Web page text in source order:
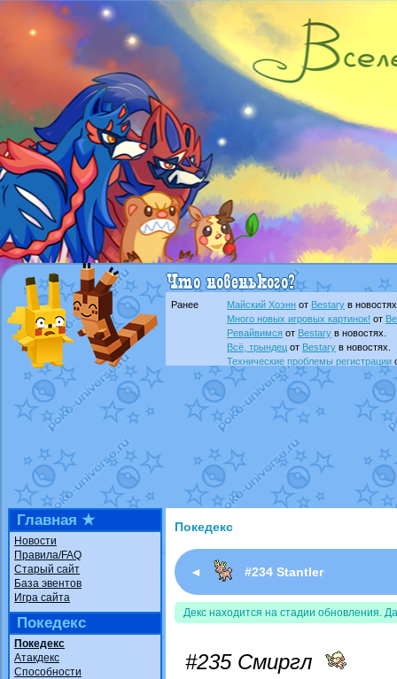
Ранее Майский Хоэнн от Bestary в
Много новых игровых картинок! от
Ревайвимся от Bestary в новостях.
Всё, трындец от Bestary в новостях.
Технические проблемы регистрации
доброе утро славянеот Dakkuв
Йолда и Мимикьюот MavisNyanCat
Недовольный котомангуст
от
The Dark Wishmakerот Randomon в
в
ilovearceus
Raging Boltот GraceDaFox
в
Shadow mismagius от
в
художник
от vicavica в фанарте.
Главная ★
Новости
Правила/FAQ
Старый сайт
База эвентов
Игра сайта
Покедекс
Покедекс
Атакдекс
Способности
Покедекс
◄ #234 Stantler
Декс находится на стадии обновления.
#235 Смиргл